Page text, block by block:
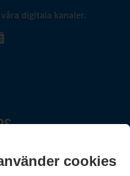
digitala kanaler.